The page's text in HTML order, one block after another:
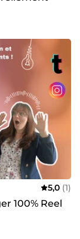
5,0 (1)
100% Reel